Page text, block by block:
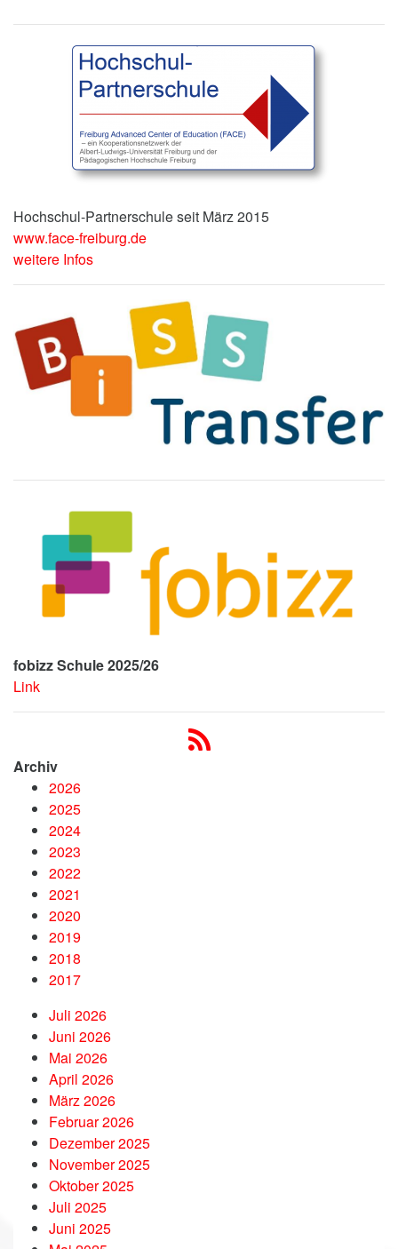
Hochschul-Partnerschule seit März 2015
www.face-freiburg.de
weitere Infos
fobizz Schule 2025/26
Link
Archiv
2026
2025
2024
2023
2022
2021
2020
2019
2018
2017
Juli 2026
Juni 2026
Mai 2026
April 2026
März 2026
Februar 2026
Dezember 2025
November 2025
Oktober 2025
Juli 2025
Juni 2025